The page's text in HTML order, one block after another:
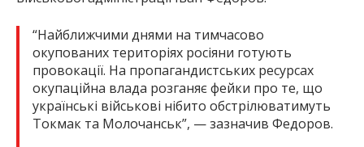
“Найближчими днями на тимчасово
окупованих територіях росіяни готують
провокації. На пропагандистських ресурсах
окупаційна влада розганяє фейки про те, що
українські військові нібито обстрілюватимуть
Токмак та Молочанськ”, — зазначив Федоров.